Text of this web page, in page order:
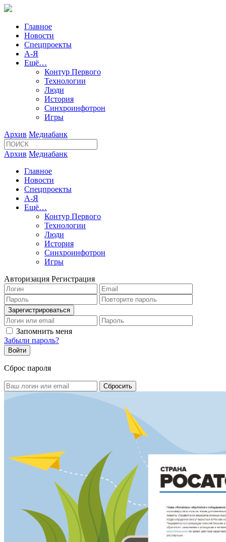
Главное
Новости
Спецпроекты
А-Я
Ещё…
Контур Первого
Технологии
Люди
История
Синхроинфотрон
Игры
Архив Медиабанк
Архив Медиабанк
Главное
Новости
Спецпроекты
А-Я
Ещё…
Контур Первого
Технологии
Люди
История
Синхроинфотрон
Игры
Авторизация Регистрация
Запомнить меня
Забыли пароль?
Сброс пароля